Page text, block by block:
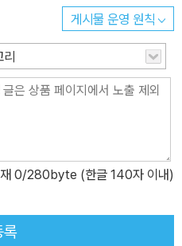
완성도를 보이고 있는 현실을 반
이라는 다수의 수상자를 냈다.
조화롭게 적용하는 엄정한 심사
나며』에는 수상자들의 수상작품
작 3편이 함께 실려 독자들에게
느라 입은 단추 구멍처럼 작아지
등장하는 이야기 속의 이야기
니의 때늦은 연애를 도우며 자기
머니의 남자 친구」), 조선 후기의
게시물 운영 원칙
0/280byte (한글 140자 이내)
록